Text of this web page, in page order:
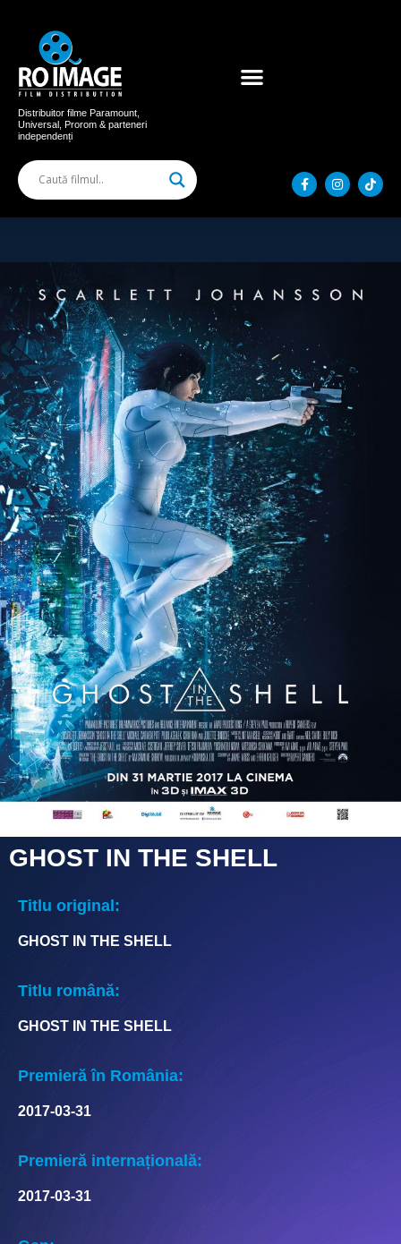
Distribuitor filme Paramount,
Universal, Prorom & parteneri
independenți
GHOST IN THE SHELL
Titlu original:
GHOST IN THE SHELL
Titlu română:
GHOST IN THE SHELL
Premieră în România:
2017-03-31
Premieră internațională:
2017-03-31